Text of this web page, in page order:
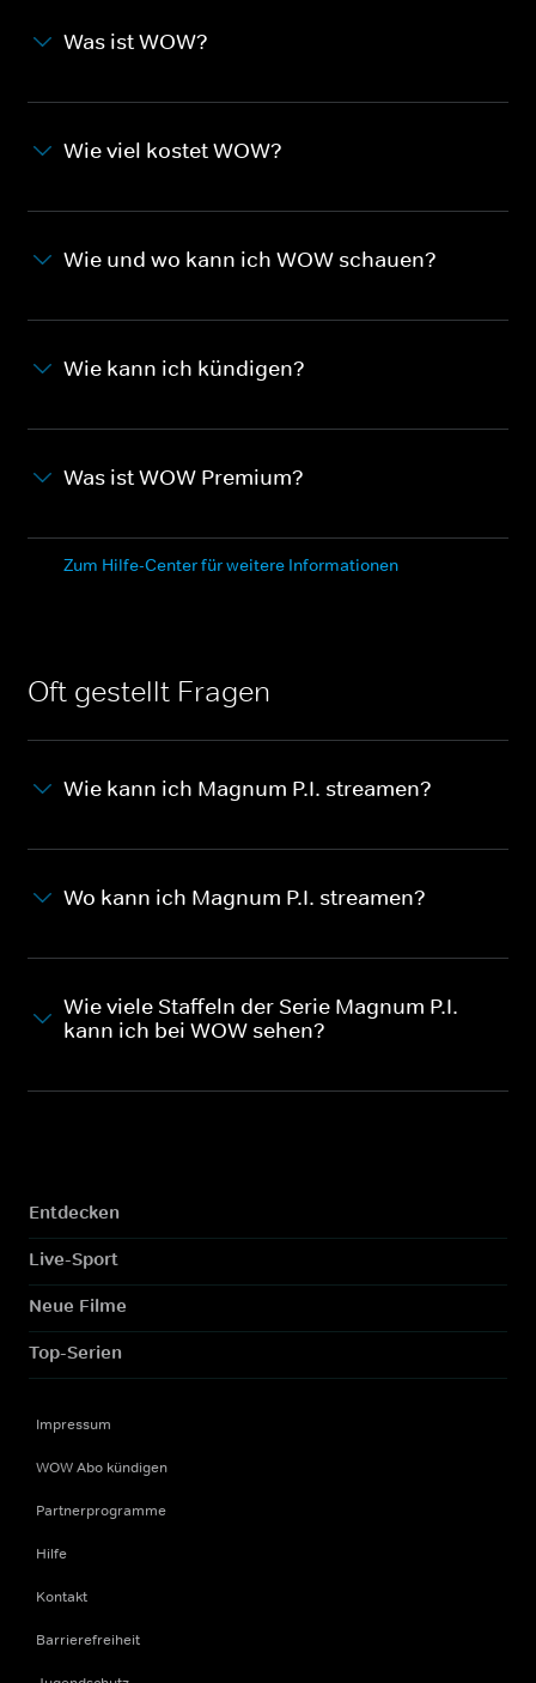
Was ist WOW?
Wie viel kostet WOW?
Wie und wo kann ich WOW schauen?
Wie kann ich kündigen?
Was ist WOW Premium?
Zum Hilfe-Center für weitere Informationen
Oft gestellt Fragen
Wie kann ich Magnum P.I. streamen?
Wo kann ich Magnum P.I. streamen?
Wie viele Staffeln der Serie Magnum P.I.
kann ich bei WOW sehen?
Entdecken
Live-Sport
Neue Filme
Top-Serien
Impressum
WOW Abo kündigen
Partnerprogramme
Hilfe
Kontakt
Barrierefreiheit